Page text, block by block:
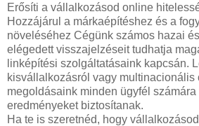
Erősíti a vállalkozásod online
Hozzájárul a márkaépítéshez és a
növeléséhez Cégünk számos hazai
elégedett visszajelzéseit tudhatja
linképítési szolgáltatásaink kapcsán.
kisvállalkozásról vagy multinacionális
megoldásaink minden ügyfél
eredményeket biztosítanak.
Ha te is szeretnéd, hogy